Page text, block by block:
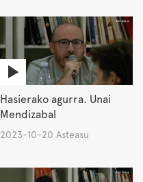
Hasierako agurra. Unai
Mendizabal
2023-10-20 Asteasu